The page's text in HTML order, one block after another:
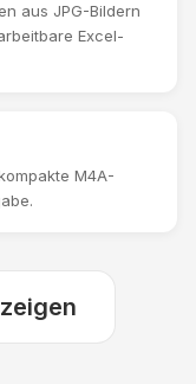
aus JPG-Bildern
Excel-
M4A-